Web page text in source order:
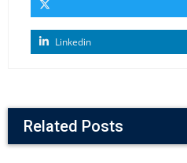
Linkedin
Related Posts